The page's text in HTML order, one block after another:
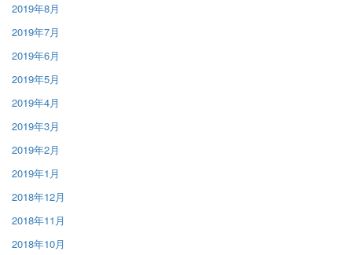
2019年8月
2019年7月
2019年6月
2019年5月
2019年4月
2019年3月
2019年2月
2019年1月
2018年12月
2018年11月
2018年10月